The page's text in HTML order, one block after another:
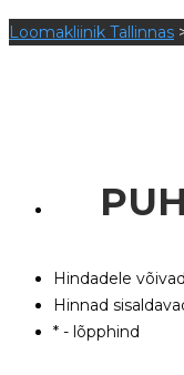
Loomakliinik Tallinnas
Hindadele
Hinnad
* - lõpphind